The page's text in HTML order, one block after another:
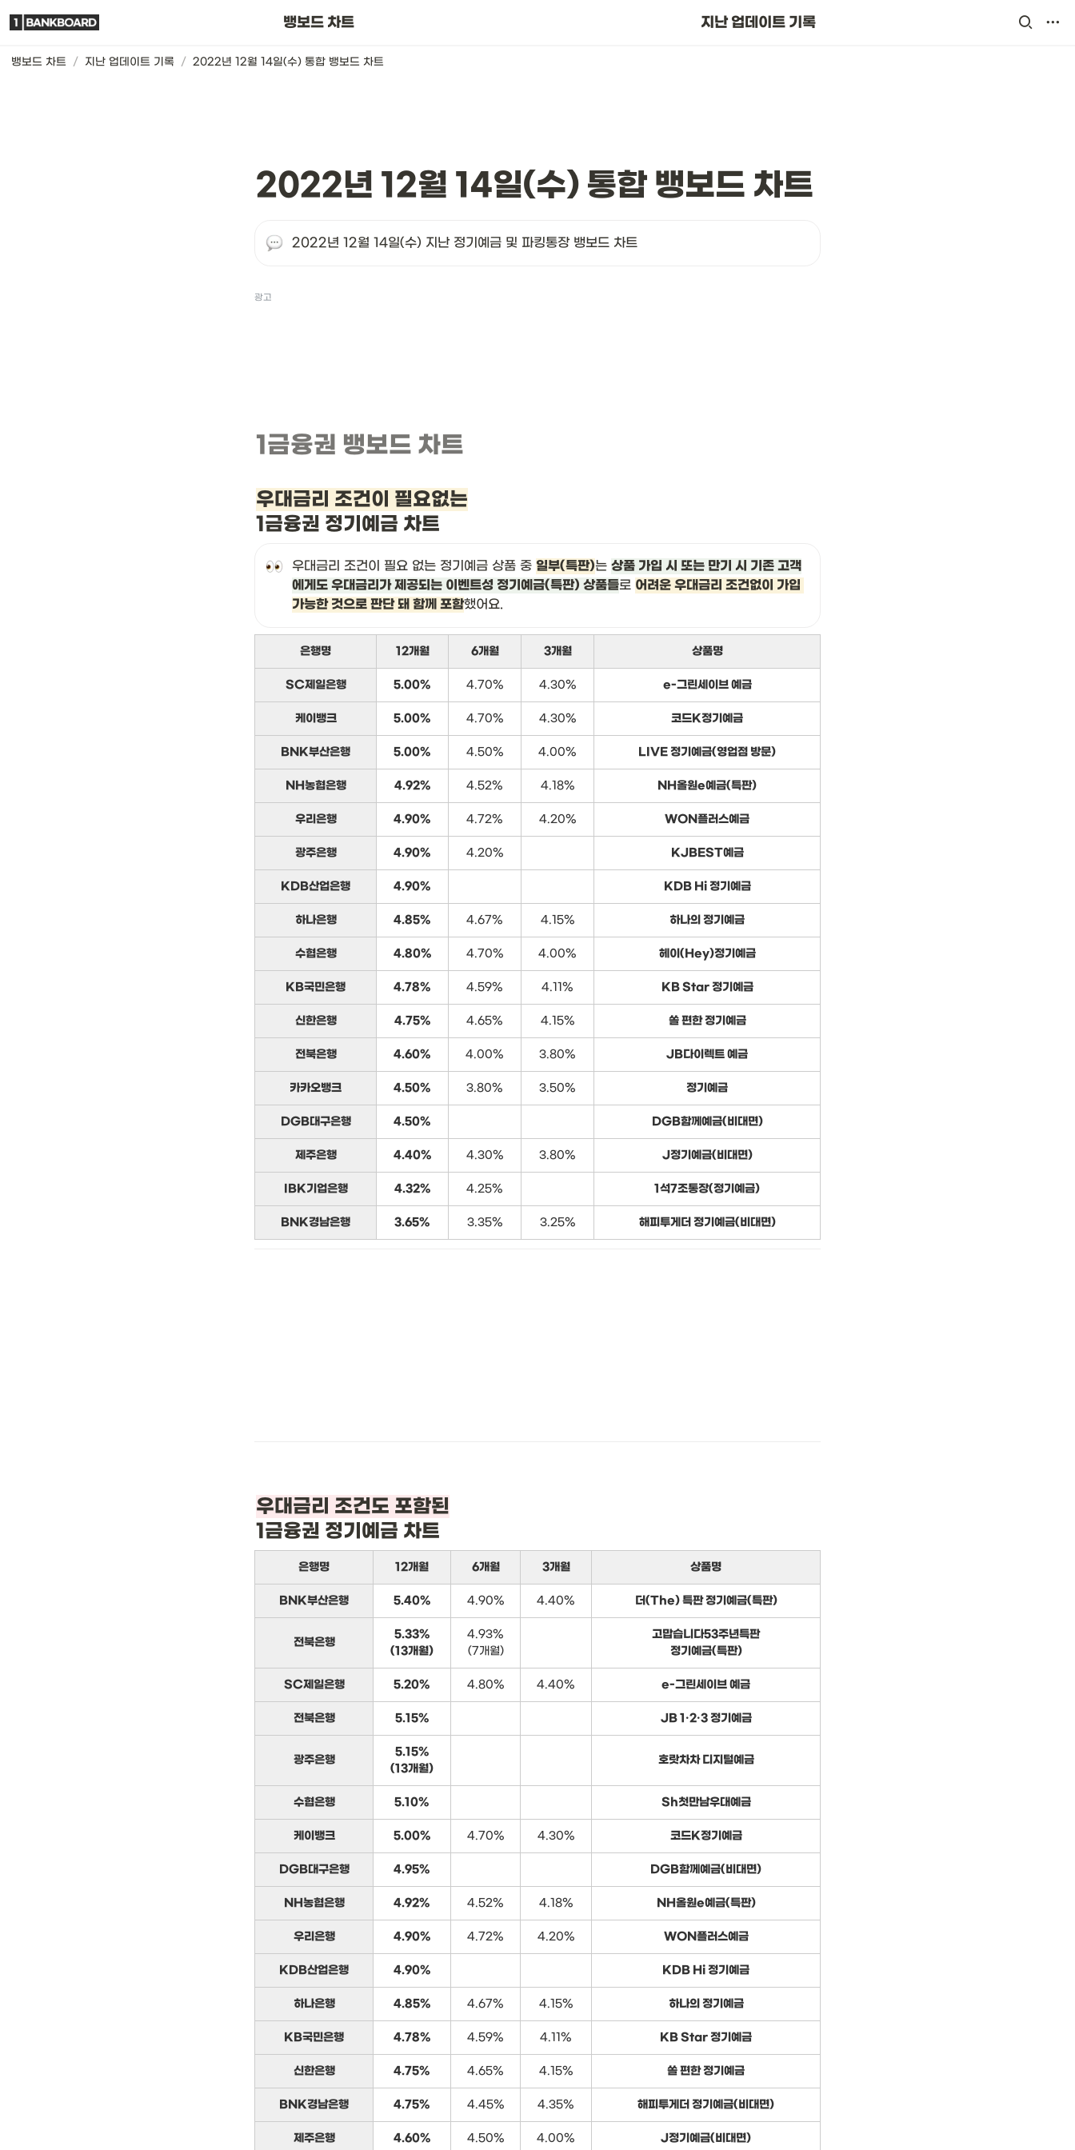
뱅보드 차트 지난 업데이트 기록
뱅보드 차트 / 지난 업데이트 기록 / 2022년 12월 14일(수) 통합 뱅보드 차트
뱅보드 차트는요?
2022년 12월 14일(수) 통합 뱅보드 차트
2022년 12월 14일(수) 지난 정기예금 및 파킹통장 뱅보드 차트
광고
1금융권 뱅보드 차트
우대금리 조건이 필요없는
1금융권 정기예금 차트
우대금리 조건이 필요 없는 정기예금 상품 중 일부(특판)는 상품 가입 시 또는 만기 시 기존 고객
에게도 우대금리가 제공되는 이벤트성 정기예금(특판) 상품들로 어려운 우대금리 조건없이 가입
가능한 것으로 판단 돼 함께 포함했어요.
은행명 12개월 6개월 3개월 상품명
SC제일은행 5.00% 4.70% 4.30% e-그린세이브 예금
케이뱅크 5.00% 4.70% 4.30% 코드K정기예금
BNK부산은행 5.00% 4.50% 4.00% LIVE 정기예금(영업점 방문)
NH농협은행 4.92% 4.52% 4.18% NH올원e예금(특판)
우리은행 4.90% 4.72% 4.20% WON플러스예금
광주은행 4.90% 4.20% KJBEST예금
KDB산업은행 4.90% KDB Hi 정기예금
하나은행 4.85% 4.67% 4.15% 하나의 정기예금
수협은행 4.80% 4.70% 4.00% 헤이(Hey)정기예금
KB국민은행 4.78% 4.59% 4.11% KB Star 정기예금
신한은행 4.75% 4.65% 4.15% 쏠 편한 정기예금
전북은행 4.60% 4.00% 3.80% JB다이렉트 예금
카카오뱅크 4.50% 3.80% 3.50% 정기예금
DGB대구은행 4.50% DGB함께예금(비대면)
제주은행 4.40% 4.30% 3.80% J정기예금(비대면)
IBK기업은행 4.32% 4.25% 1석7조통장(정기예금)
BNK경남은행 3.65% 3.35% 3.25% 해피투게더 정기예금(비대면)
1금융권 정기예금 차트
은행명 12개월 6개월 3개월 상품명
BNK부산은행 5.40% 4.90% 4.40% 더(The) 특판 정기예금(특판)
전북은행
5.33%
(13개월)
4.93%
(7개월)
고맙습니다53주년특판
정기예금(특판)
SC제일은행 5.20% 4.80% 4.40% e-그린세이브 예금
전북은행 5.15% JB 1·2·3 정기예금
광주은행
5.15%
(13개월)
호랏차차 디지털예금
수협은행 5.10% Sh첫만남우대예금
케이뱅크 5.00% 4.70% 4.30% 코드K정기예금
DGB대구은행 4.95% DGB함께예금(비대면)
NH농협은행 4.92% 4.52% 4.18% NH올원e예금(특판)
우리은행 4.90% 4.72% 4.20% WON플러스예금
KDB산업은행 4.90% KDB Hi 정기예금
하나은행 4.85% 4.67% 4.15% 하나의 정기예금
KB국민은행 4.78% 4.59% 4.11% KB Star 정기예금
신한은행 4.75% 4.65% 4.15% 쏠 편한 정기예금
BNK경남은행 4.75% 4.45% 4.35% 해피투게더 정기예금(비대면)
제주은행 4.60% 4.50% 4.00% J정기예금(비대면)